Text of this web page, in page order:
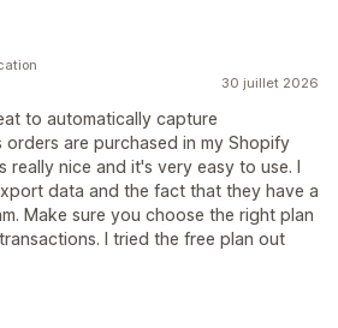
30 juillet 2026
to automatically capture
orders are purchased in my Shopify
nice and it's very easy to use. I
data and the fact that they have a
Make sure you choose the right plan
I tried the free plan out